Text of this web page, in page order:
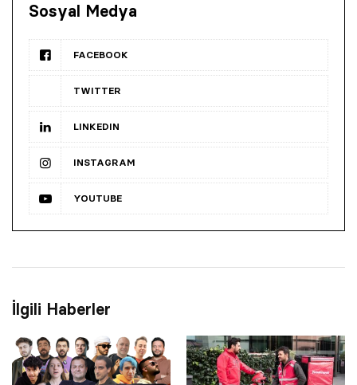
Sosyal Medya
FACEBOOK
TWITTER
LINKEDIN
INSTAGRAM
YOUTUBE
İlgili Haberler